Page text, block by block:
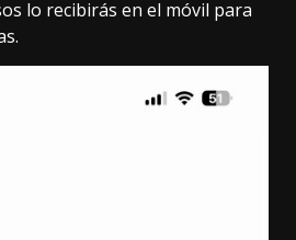
lo recibirás en el móvil para